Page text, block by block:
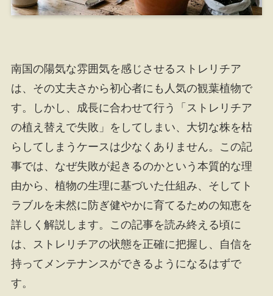
南国の陽気な雰囲気を感じさせるストレリチア
は、その丈夫さから初心者にも人気の観葉植物で
す。しかし、成長に合わせて行う「ストレリチア
の植え替えで失敗」をしてしまい、大切な株を枯
らしてしまうケースは少なくありません。この記
事では、なぜ失敗が起きるのかという本質的な理
由から、植物の生理に基づいた仕組み、そしてト
ラブルを未然に防ぎ健やかに育てるための知恵を
詳しく解説します。この記事を読み終える頃に
は、ストレリチアの状態を正確に把握し、自信を
持ってメンテナンスができるようになるはずで
す。